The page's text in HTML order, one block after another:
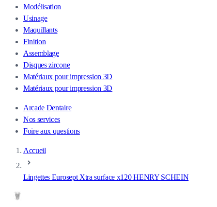
Modélisation
Usinage
Maquillants
Finition
Assemblage
Disques zircone
Matériaux pour impression 3D
Matériaux pour impression 3D
Arcade Dentaire
Nos services
Foire aux questions
Accueil
Lingettes Eurosept Xtra surface x120 HENRY SCHEIN